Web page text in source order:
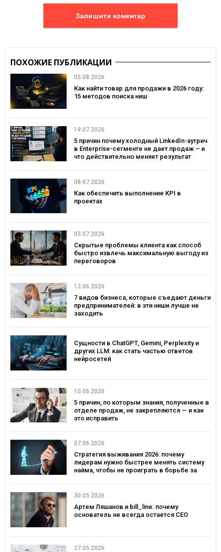
Залишити коментар
ПОХОЖИЕ ПУБЛИКАЦИИ
05.08.2026
Как найти товар для продажи в 2026 году:
15 методов поиска ниш
19.07.2026
5 причин почему холодный LinkedIn-аутрич
в Enterprise-сегменте не дает продаж – и
что действительно меняет результат
08.07.2026
Как обеспечить выполнение KPI в
проектах
03.07.2026
Скрытые проблемы клиента как способ
быстро извлечь максимальную выгоду из
переговоров
12.06.2026
7 видов бизнеса, которые съедают деньги
предпринимателей: в эти ниши лучше не
заходить
Сущности в ChatGPT, Gemini, Perplexity и
других LLM: как стать частью ответов
нейросетей
10.06.2026
5 причин, по которым знания, полученные в
отделе продаж, не закрепляются — и как
это исправить
07.06.2026
Стратегия выживания 2026: почему
лидерам нужно быстрее менять систему
найма, чтобы не проиграть в борьбе за
30.05.2026
Артем Ляшанов и bill_line: почему
основатель не всегда остается СЕО
27.05.2026